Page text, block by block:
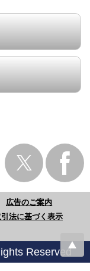
広告のご案内
法に基づく表示
Reserved